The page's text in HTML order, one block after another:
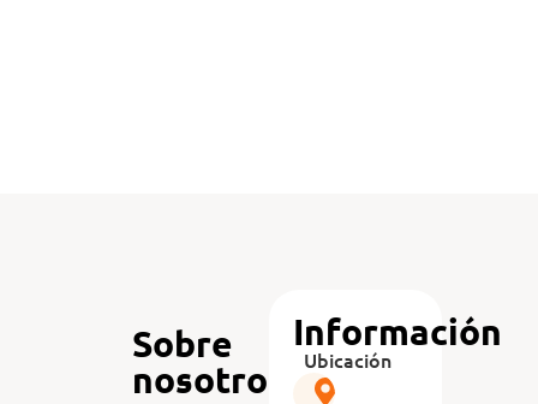
Sobre
nosotros
Información
Ubicación